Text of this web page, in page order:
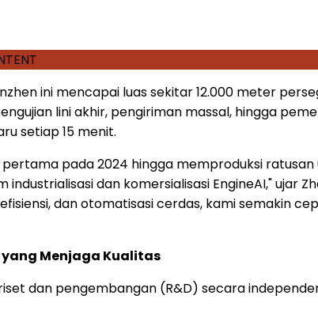
ini mencapai luas sekitar 12.000 meter
lini akhir, pengiriman massal, hingga
setiap 15 menit.
pada 2024 hingga memproduksi ratusan
industrialisasi dan komersialisasi EngineAI," ujar
dan otomatisasi cerdas, kami semakin
Menjaga Kualitas
dan pengembangan (R&D) secara